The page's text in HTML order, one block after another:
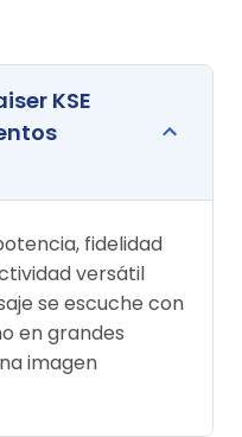
KSE
fidelidad
versátil
se escuche con
en grandes
imagen